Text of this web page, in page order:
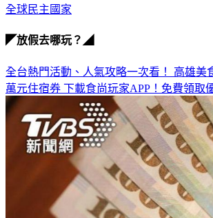
全球民主國家
◤放假去哪玩？◢
全台熱門活動、人氣攻略一次看！ 高雄美
萬元住宿券 下載食尚玩家APP！免費領取